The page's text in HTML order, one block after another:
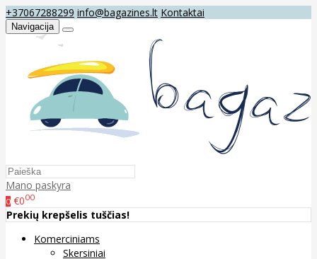
+37067288299 info@bagazines.lt Kontaktai
Navigacija
Mano paskyra
0 €000
Prekių krepšelis tuščias!
Komerciniams
Skersiniai